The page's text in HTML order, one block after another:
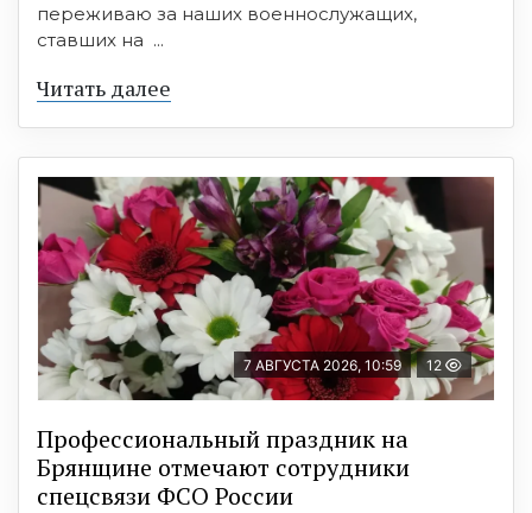
переживаю за наших военнослужащих,
ставших на ...
Читать далее
7 АВГУСТА 2026, 10:59 12
Профессиональный праздник на
Брянщине отмечают сотрудники
спецсвязи ФСО России